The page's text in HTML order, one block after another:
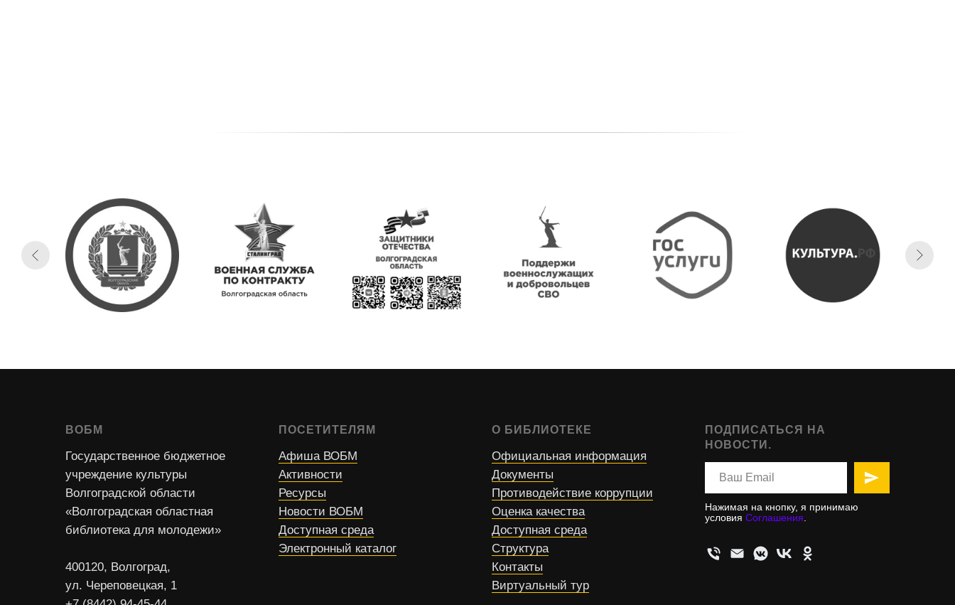
ВОБМ
Государственное бюджетное
учреждение культуры
Волгоградской области
«Волгоградская областная
библиотека для молодежи»
400120, Волгоград,
ул. Череповецкая, 1
ПОСЕТИТЕЛЯМ
Афиша ВОБМ
Активности
Ресурсы
Новости ВОБМ
Доступная среда
Электронный каталог
О БИБЛИОТЕКЕ
Официальная информация
Документы
Противодействие коррупции
Оценка качества
Доступная среда
Структура
Контакты
Виртуальный тур
ПОДПИСАТЬСЯ НА
НОВОСТИ.
Нажимая на кнопку, я принимаю
условия Соглашения